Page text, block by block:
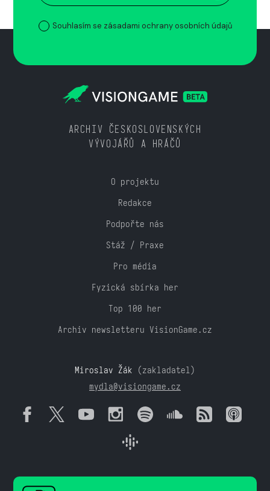
Souhlasím se zásadami ochrany osobních údajů
ARCHIV ČESKOSLOVENSKÝCH
VÝVOJÁŘŮ A HRÁČŮ
O projektu
Redakce
Podpořte nás
Stáž / Praxe
Pro média
Fyzická sbírka her
Top 100 her
Archiv newsletteru VisionGame.cz
Miroslav Žák (zakladatel)
mydla@visiongame.cz